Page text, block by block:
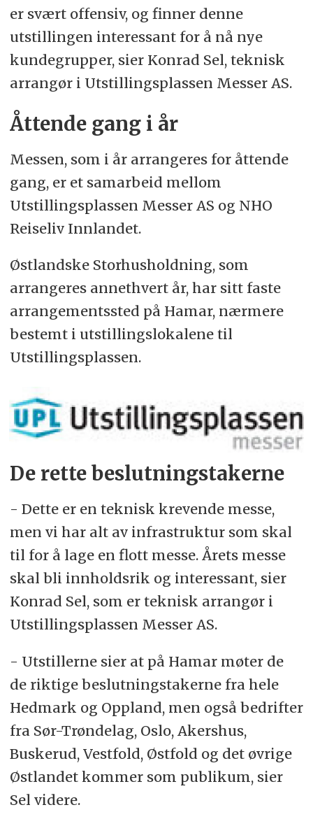
er svært offensiv, og finner denne
utstillingen interessant for å nå nye
kundegrupper, sier Konrad Sel, teknisk
arrangør i Utstillingsplassen Messer AS.
Åttende gang i år
Messen, som i år arrangeres for åttende
gang, er et samarbeid mellom
Utstillingsplassen Messer AS og NHO
Reiseliv Innlandet.
Østlandske Storhusholdning, som
arrangeres annethvert år, har sitt faste
arrangementssted på Hamar, nærmere
bestemt i utstillingslokalene til
Utstillingsplassen.
De rette beslutningstakerne
- Dette er en teknisk krevende messe,
men vi har alt av infrastruktur som skal
til for å lage en flott messe. Årets messe
skal bli innholdsrik og interessant, sier
Konrad Sel, som er teknisk arrangør i
Utstillingsplassen Messer AS.
- Utstillerne sier at på Hamar møter de
de riktige beslutningstakerne fra hele
Hedmark og Oppland, men også bedrifter
fra Sør-Trøndelag, Oslo, Akershus,
Buskerud, Vestfold, Østfold og det øvrige
Østlandet kommer som publikum, sier
Sel videre.